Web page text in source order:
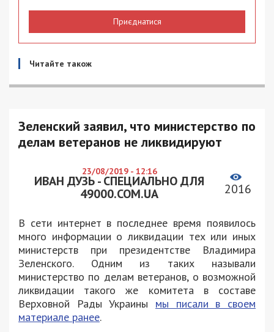
Приєднатися
Читайте також
Зеленский заявил, что министерство по
делам ветеранов не ликвидируют
23/08/2019 - 12:16
ИВАН ДУЗЬ - СПЕЦИАЛЬНО ДЛЯ
49000.COM.UA
2016
В сети интернет в последнее время появилось
много информации о ликвидации тех или иных
министерств при президентстве Владимира
Зеленского. Одним из таких называли
министерство по делам ветеранов, о возможной
ликвидации такого же комитета в составе
Верховной Рады Украины мы писали в своем
материале ранее.